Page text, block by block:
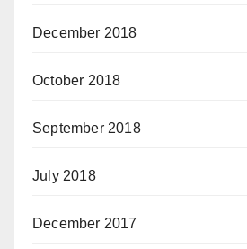
December 2018
October 2018
September 2018
July 2018
December 2017